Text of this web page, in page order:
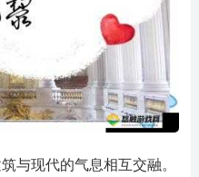
与现代的气息相互交融。